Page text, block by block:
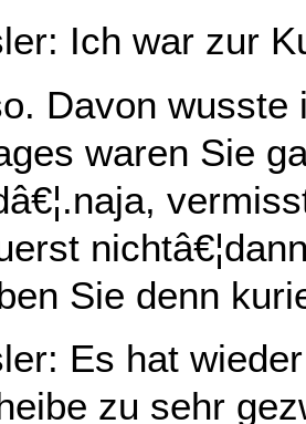
Ich war zur
Davon wusste
waren Sie
Sie denn
Es hat
zu sehr